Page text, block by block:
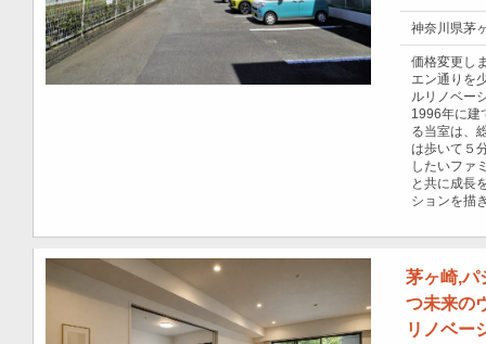
神奈川県茅
価格変更し
エン通りを
ルリノベー
1996年に建
る当室は、
は歩いて５
したいファ
と共に成長
ションを描
茅ヶ崎,パ
つ未来の
リノベー